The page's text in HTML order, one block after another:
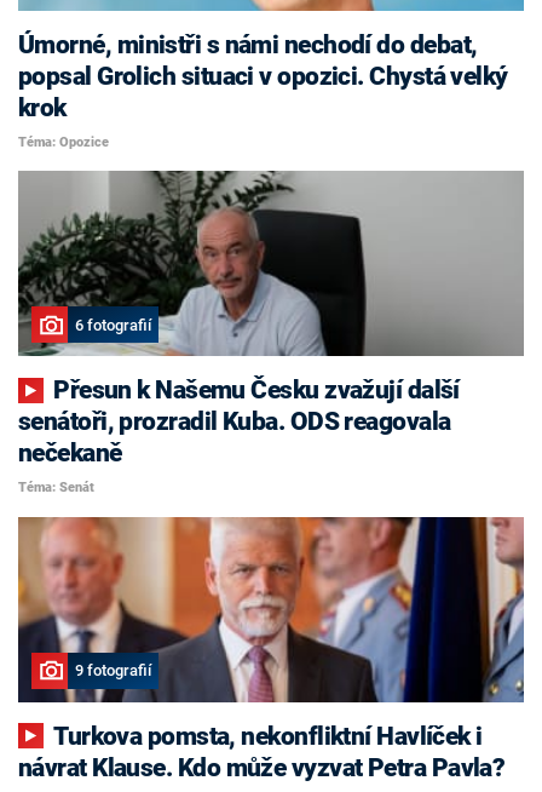
Úmorné, ministři s námi nechodí do debat,
popsal Grolich situaci v opozici. Chystá velký
krok
Téma: Opozice
6 fotografií
senátoři, prozradil Kuba. ODS reagovala
nečekaně
Téma: Senát
9 fotografií
Turkova pomsta, nekonfliktní Havlíček i
návrat Klause. Kdo může vyzvat Petra Pavla?